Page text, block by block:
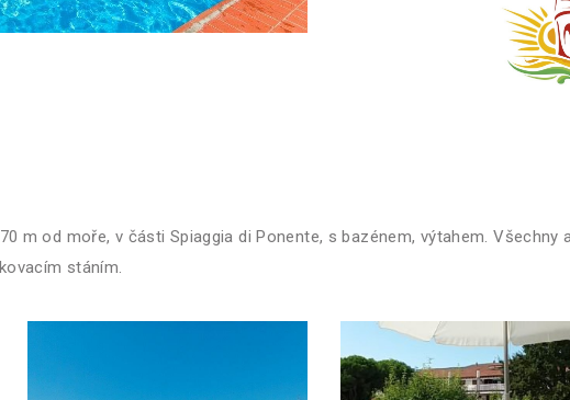
m od moře, v části Spiaggia di Ponente, s bazénem, výtahem. Všechny
stáním.